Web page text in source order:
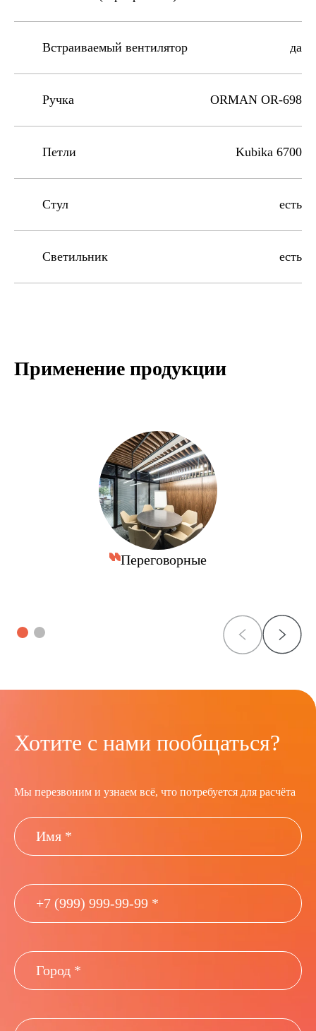
Встраиваемый вентилятор да
Ручка ORMAN OR-698
Петли Kubika 6700
Стул есть
Светильник есть
Применение продукции
Переговорные
Хотите с нами пообщаться?
Мы перезвоним и узнаем всё, что потребуется для расчёта